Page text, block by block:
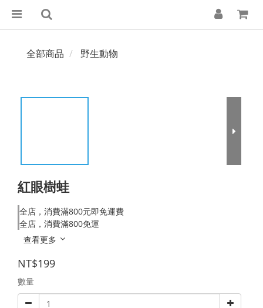
全部商品 野生動物
紅眼樹蛙
全店，消費滿800元即免運費
全店，消費滿800免運
查看更多
NT$199
數量